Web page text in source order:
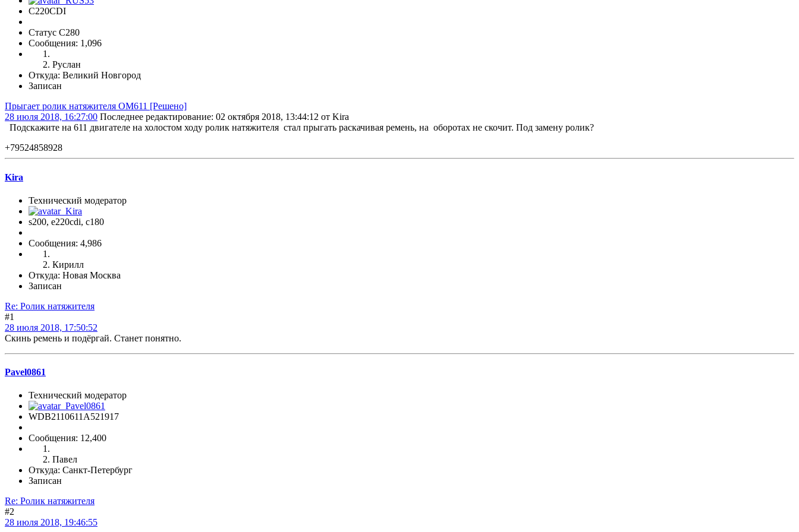
C220CDI
Статус C280
Сообщения: 1,096
Руслан
Откуда: Великий Новгород
Записан
Прыгает ролик натяжителя ОМ611 [Решено]
28 июля 2018, 16:27:00 Последнее редактирование: 02 октября 2018, 13:44:12 от Kira
Подскажите на 611 двигателе на холостом ходу ролик натяжителя стал прыгать раскачивая ремень, на оборотах не скочит. Под замену ролик?
+79524858928
Kira
Технический модератор
s200, е220cdi, с180
Сообщения: 4,986
Кирилл
Откуда: Новая Москва
Записан
Re: Ролик натяжителя
#1
28 июля 2018, 17:50:52
Скинь ремень и подёргай. Станет понятно.
Pavel0861
Технический модератор
WDB2110611A521917
Сообщения: 12,400
Павел
Откуда: Санкт-Петербург
Записан
Re: Ролик натяжителя
#2
28 июля 2018, 19:46:55